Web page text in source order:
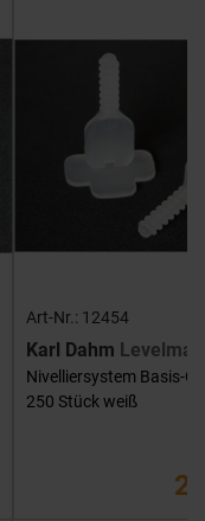
Art-Nr.: 12454
Karl Dahm Levelmac
Nivelliersystem Basis-
250 Stück weiß